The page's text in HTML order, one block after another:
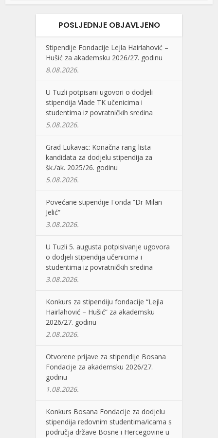
POSLJEDNJE OBJAVLJENO
Stipendije Fondacije Lejla Hairlahović –
Hušić za akademsku 2026/27. godinu
8.08.2026.
U Tuzli potpisani ugovori o dodjeli
stipendija Vlade TK učenicima i
studentima iz povratničkih sredina
5.08.2026.
Grad Lukavac: Konačna rang-lista
kandidata za dodjelu stipendija za
šk./ak. 2025/26. godinu
5.08.2026.
Povećane stipendije Fonda “Dr Milan
Jelić”
3.08.2026.
U Tuzli 5. augusta potpisivanje ugovora
o dodjeli stipendija učenicima i
studentima iz povratničkih sredina
3.08.2026.
Konkurs za stipendiju fondacije “Lejla
Hairlahović – Hušić” za akademsku
2026/27. godinu
2.08.2026.
Otvorene prijave za stipendije Bosana
Fondacije za akademsku 2026/27.
godinu
1.08.2026.
Konkurs Bosana Fondacije za dodjelu
stipendija redovnim studentima/icama s
područja države Bosne i Hercegovine u